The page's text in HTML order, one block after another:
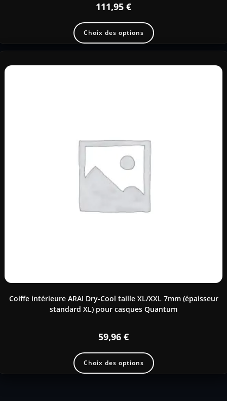
111,95 €
Choix des options
Coiffe intérieure ARAI Dry-Cool taille XL/XXL 7mm (épaisseur
standard XL) pour casques Quantum
59,96 €
Choix des options